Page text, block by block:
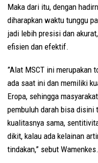
Maka dari itu, dengan
diharapkan waktu tunggu
jadi lebih presisi dan
efisien dan efektif.
”Alat MSCT ini merupakan
ada saat ini dan memiliki
Eropa, sehingga
pembuluh darah bisa disini
kualitasnya sama,
dikit, kalau ada kelainan
tindakan,” sebut Wamenkes.